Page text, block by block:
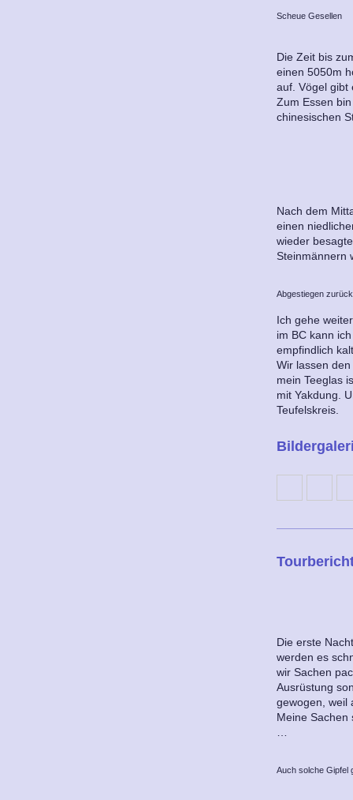
Scheue Gesellen
Die Zeit bis
einen 5050m
auf. Vögel gibt
Zum Essen
chinesischen
Nach dem
einen
wieder
Steinmännern
Abgestiegen
Ich gehe
im BC kann
empfindlich
Wir lassen
mein Teeglas
mit Yakdung.
Teufelskreis.
Die erste
werden es
wir Sachen
Ausrüstung
gewogen, weil
Meine Sachen
…
Auch solche Gipfel